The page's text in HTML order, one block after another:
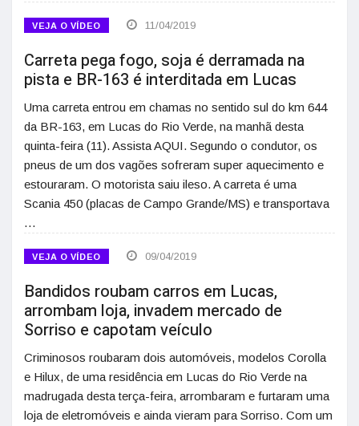
VEJA O VÍDEO 11/04/2019
Carreta pega fogo, soja é derramada na
pista e BR-163 é interditada em Lucas
Uma carreta entrou em chamas no sentido sul do km 644
da BR-163, em Lucas do Rio Verde, na manhã desta
quinta-feira (11). Assista AQUI. Segundo o condutor, os
pneus de um dos vagões sofreram super aquecimento e
estouraram. O motorista saiu ileso. A carreta é uma
Scania 450 (placas de Campo Grande/MS) e transportava
…
VEJA O VÍDEO 09/04/2019
Bandidos roubam carros em Lucas,
arrombam loja, invadem mercado de
Sorriso e capotam veículo
Criminosos roubaram dois automóveis, modelos Corolla
e Hilux, de uma residência em Lucas do Rio Verde na
madrugada desta terça-feira, arrombaram e furtaram uma
loja de eletromóveis e ainda vieram para Sorriso. Com um